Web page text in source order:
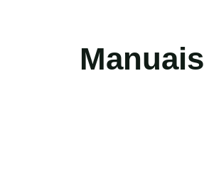
Manuais